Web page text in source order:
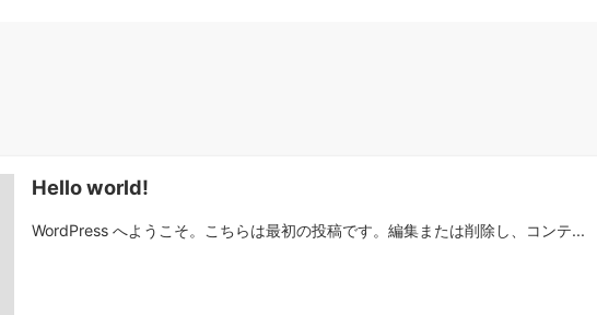
Hello world!
WordPress へようこそ。こちらは最初の投稿です。編集または削除し、コンテ...